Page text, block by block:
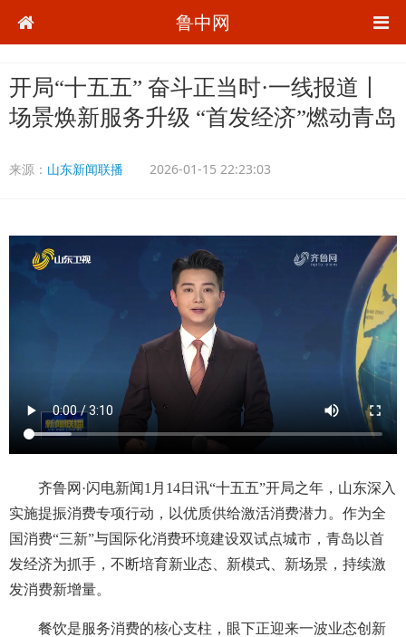
鲁中网
开局“十五五” 奋斗正当时·一线报道丨
场景焕新服务升级 “首发经济”燃动青岛
来源： 山东新闻联播 2026-01-15 22:23:03
齐鲁网·闪电新闻1月14日讯“十五五”开局之年，山东深入
实施提振消费专项行动，以优质供给激活消费潜力。作为全
国消费“三新”与国际化消费环境建设双试点城市，青岛以首
发经济为抓手，不断培育新业态、新模式、新场景，持续激
发消费新增量。
餐饮是服务消费的核心支柱，眼下正迎来一波业态创新